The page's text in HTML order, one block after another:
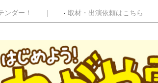
ンダー！ 取材・出演依頼はこちら